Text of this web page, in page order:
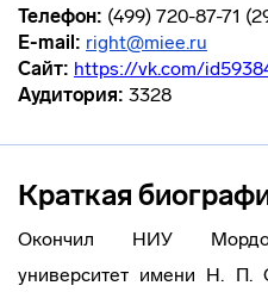
Телефон: (499) 720-87-71
E-mail: right@miee.ru
Сайт: https://vk.com/
Аудитория: 3328
Краткая
Окончил НИУ
университет имени Н. П.